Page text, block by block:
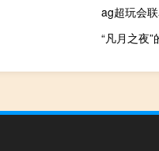
ag超玩会
“凡月之夜”